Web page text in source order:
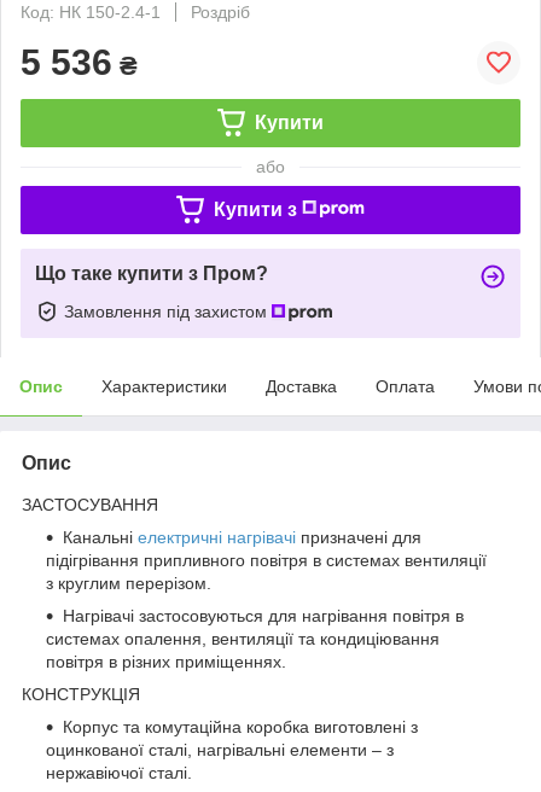
Код: НК 150-2.4-1
Роздріб
5 536 ₴
Купити
або
Купити з
Що таке купити з Пром?
Замовлення під захистом
Опис Характеристики Доставка Оплата Умови
Опис
ЗАСТОСУВАННЯ
Канальні електричні нагрівачі призначені для
підігрівання припливного повітря в системах вентиляції
з круглим перерізом.
Нагрівачі застосовуються для нагрівання повітря в
системах опалення, вентиляції та кондиціювання
повітря в різних приміщеннях.
КОНСТРУКЦІЯ
Корпус та комутаційна коробка виготовлені з
оцинкованої сталі, нагрівальні елементи – з
нержавіючої сталі.